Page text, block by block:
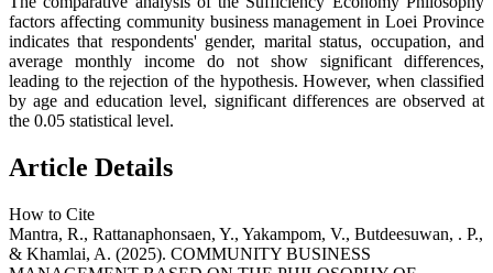
factors affecting community business management in Loei Province
indicates that respondents' gender, marital status, occupation, and
average monthly income do not show significant differences,
leading to the rejection of the hypothesis. However, when classified
by age and education level, significant differences are observed at
the 0.05 statistical level.
Article Details
How to Cite
Mantra, R., Rattanaphonsaen, Y., Yakampom, V., Butdeesuwan, . P.,
& Khamlai, A. (2025). COMMUNITY BUSINESS